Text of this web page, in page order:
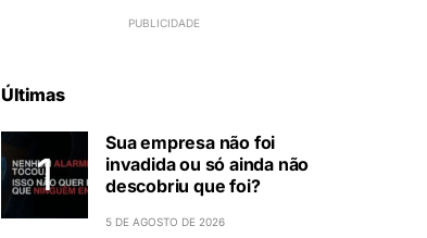
Últimas
Sua empresa não foi
invadida ou só ainda não
descobriu que foi?
5 DE AGOSTO DE 2026